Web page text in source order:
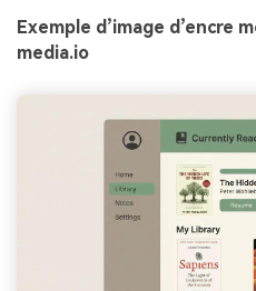
Exemple d’image d’encre
media.io